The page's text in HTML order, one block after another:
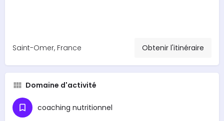
Saint-Omer, France Obtenir l'itinéraire
Domaine d'activité
coaching nutritionnel